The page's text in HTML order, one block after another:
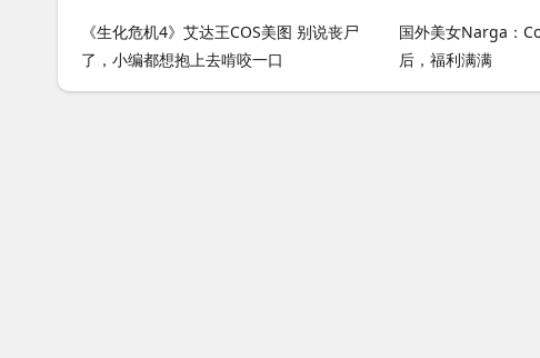
《生化危机4》艾达王COS美图 别说丧尸
了，小编都想抱上去啃咬一口
国外美女Narga：
后，福利满满